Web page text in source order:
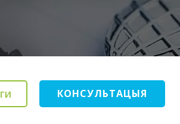
КОНСУЛЬТАЦЫЯ